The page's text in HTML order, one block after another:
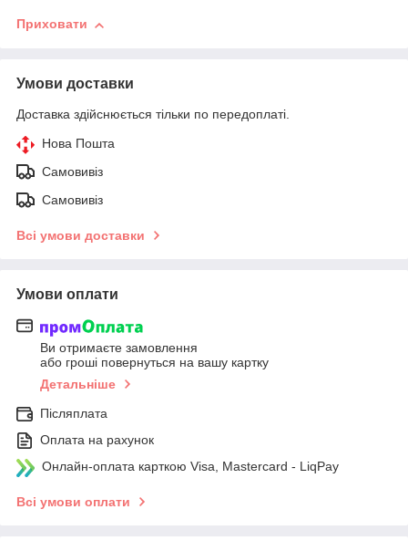
Приховати
Умови доставки
Доставка здійснюється тільки по передоплаті.
Нова Пошта
Самовивіз
Самовивіз
Всі умови доставки
Умови оплати
Ви отримаєте замовлення
або гроші повернуться на вашу картку
Детальніше
Післяплата
Оплата на рахунок
Онлайн-оплата карткою Visa, Mastercard - LiqPay
Всі умови оплати